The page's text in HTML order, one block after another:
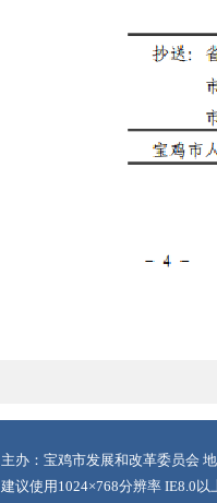
主办：宝鸡市发展和改革委员会
建议使用1024×768分辨率 IE8.0以